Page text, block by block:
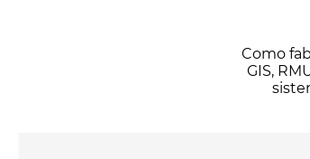
Como
GIS,